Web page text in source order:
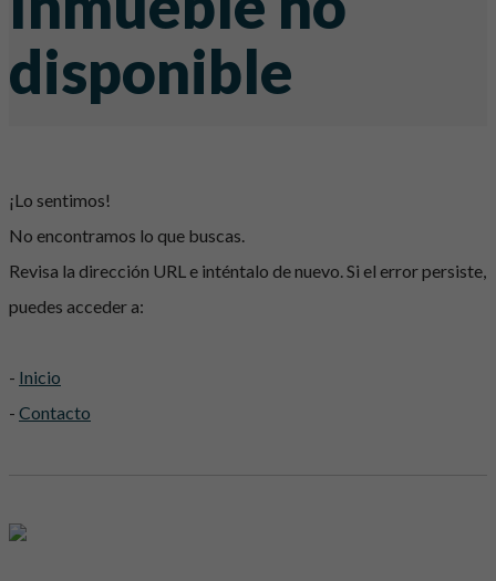
disponible
¡Lo sentimos!
No encontramos lo que buscas.
Revisa la dirección URL e inténtalo de nuevo. Si el error persiste,
puedes acceder a:
- Inicio
- Contacto